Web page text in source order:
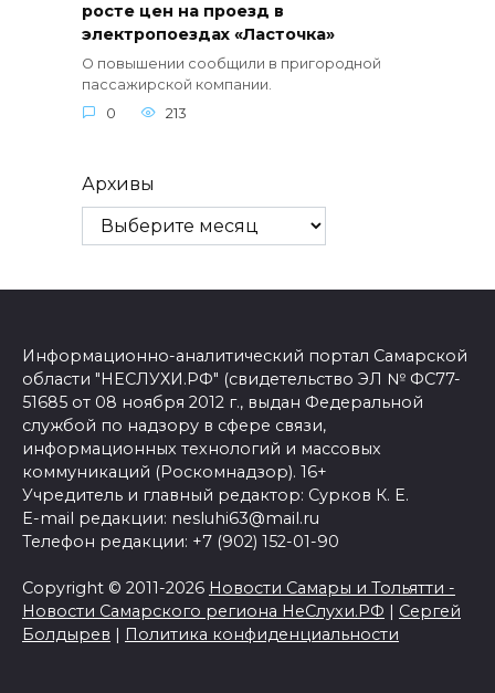
росте цен на проезд в
электропоездах «Ласточка»
О повышении сообщили в пригородной
пассажирской компании.
0
213
Архивы
Информационно-аналитический портал Самарской
области "НЕСЛУХИ.РФ" (свидетельство ЭЛ № ФС77-
51685 от 08 ноября 2012 г., выдан Федеральной
службой по надзору в сфере связи,
информационных технологий и массовых
коммуникаций (Роскомнадзор). 16+
Учредитель и главный редактор: Сурков К. Е.
E-mail редакции: nesluhi63@mail.ru
Телефон редакции: +7 (902) 152-01-90
Copyright © 2011-2026 Новости Самары и Тольятти -
Новости Самарского региона НеСлухи.РФ
Сергей
Болдырев
Политика конфиденциальности